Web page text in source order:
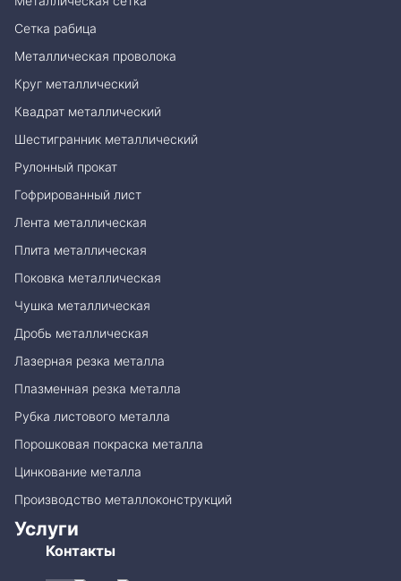
Сетка рабица
Металлическая проволока
Круг металлический
Квадрат металлический
Шестигранник металлический
Рулонный прокат
Гофрированный лист
Лента металлическая
Плита металлическая
Поковка металлическая
Чушка металлическая
Дробь металлическая
Лазерная резка металла
Плазменная резка металла
Рубка листового металла
Порошковая покраска металла
Цинкование металла
Производство металлоконструкций
Услуги
Контакты